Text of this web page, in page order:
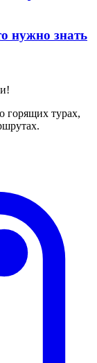
нужно знать
горящих турах,